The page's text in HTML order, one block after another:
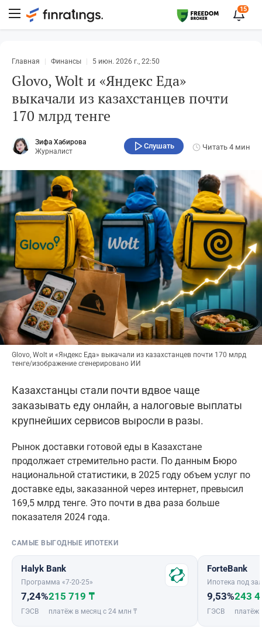
15
Главная Финансы 5 июн. 2026 г., 22:50
Glovo, Wolt и «Яндекс Еда»
выкачали из казахстанцев почти
170 млрд тенге
Зифа Хабирова
Журналист
Слушать Читать 4 мин
Glovo, Wolt и «Яндекс Еда» выкачали из казахстанцев почти 170 млрд
тенге/изображение сгенерировано ИИ
Казахстанцы стали почти вдвое чаще
заказывать еду онлайн, а налоговые выплаты
крупнейших сервисов выросли в разы.
Рынок доставки готовой еды в Казахстане
продолжает стремительно расти. По данным Бюро
национальной статистики, в 2025 году объем услуг по
доставке еды, заказанной через интернет, превысил
169,5 млрд тенге. Это почти в два раза больше
показателя 2024 года.
САМЫЕ ВЫГОДНЫЕ ИПОТЕКИ
Halyk Bank
Программа «7-20-25»
7,24%
ГЭСВ
215 719 ₸
платёж в месяц с 24 млн ₸
ForteBank
Ипотека под
9,53%
ГЭСВ
243
платёж